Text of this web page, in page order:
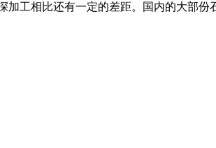
工相比还有一定的差距。国内的大部份